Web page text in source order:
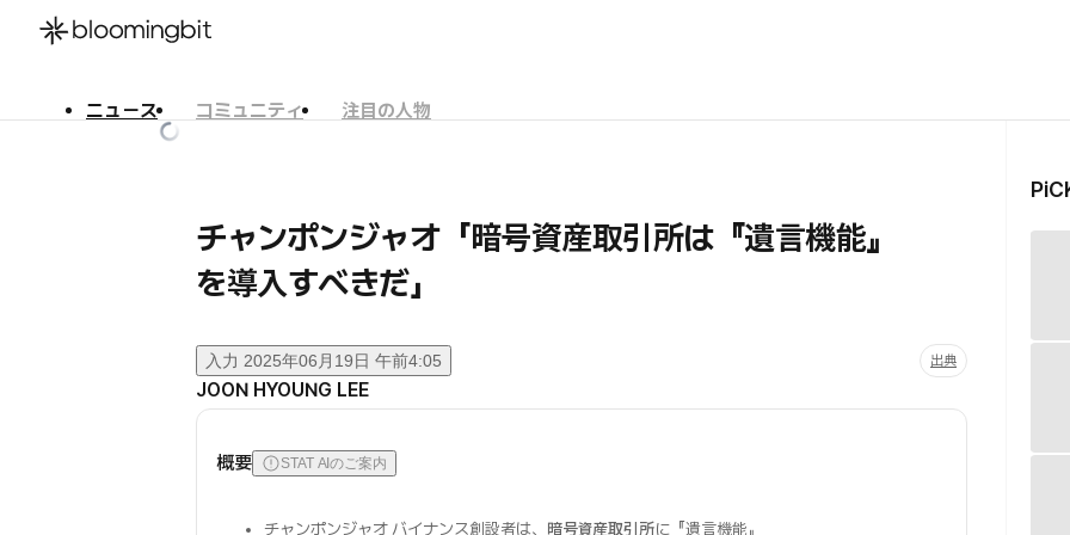
ニュース コミュニティ
注目の人物
チャンポンジャオ「暗号資産取引所は『遺言機能』
を導入すべきだ」
入力 2025年06月19日 午前4:05 出典
JOON HYOUNG LEE
概要 STAT AIのご案内
チャンポンジャオ バイナンス創設者は、 暗号資産取引所に『遺言機能』